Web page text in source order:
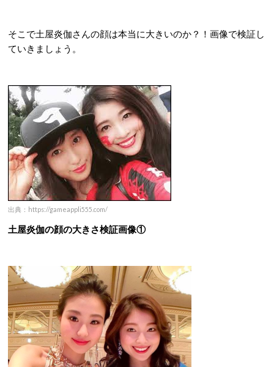
そこで土屋炎伽さんの顔は本当に大きいのか？！画像で検証し
ていきましょう。
出典：https://gameappli555.com/
土屋炎伽の顔の大きさ検証画像①